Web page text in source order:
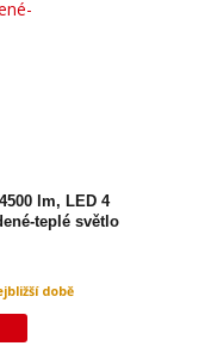
lm, LED 4
teplé světlo
době